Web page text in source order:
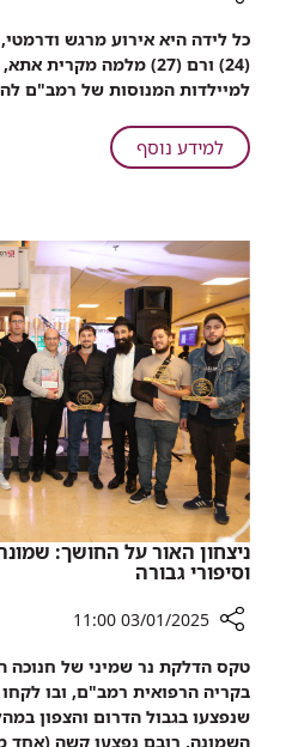
שיתוף
לנצח
אחי:
החבר
הטוב
בקרב
ב-7.10.
בתם
שנולדה
ביום
הולדתו,
נקראה
שמו
כל לידה היא אירוע מרגש
(24) ורם (27) מלמה
למיילדות המנוסות של רמב"ם
למידע נוסףעל
לנצח
הטוב
של
בני
הזוג
נפל
בקרב
ב-7.10.
בתם
שנולדה
ביום
הולדתו,
נקראה
על
ניצחון האור על החושך:
וסיפורי גבורה
שיתוף
ניצחון
האור
03/01/2025 11:00
טקס הדלקת נר שמיני של חנוכה
בקריה הרפואית רמב"ם, ובו
שנפצעו בגבול הדרום והצפון
השמונה, רובם נפצעו קשה (אחד